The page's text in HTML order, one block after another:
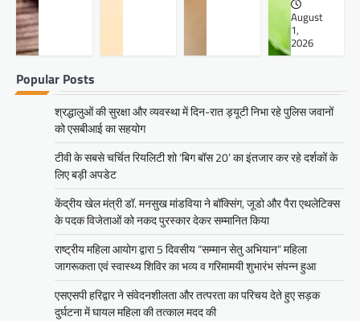
August
1,
2026
Popular Posts
श्रद्धालुओं की सुरक्षा और व्यवस्था में दिन-रात ड्यूटी निभा रहे पुलिस जवानों
को एसबीआई का सहयोग
टीवी के सबसे चर्चित रियलिटी शो ‘बिग बॉस 20’ का इंतजार कर रहे दर्शकों के
लिए बड़ी अपडेट
केंद्रीय खेल मंत्री डॉ. मनसुख मांडविया ने बॉक्सिंग, जूडो और पैरा एथलेटिक्स
के पदक विजेताओं को नकद पुरस्कार देकर सम्मानित किया
राष्ट्रीय महिला आयोग द्वारा 5 दिवसीय “सम्मान सेतु अभियान” महिला
जागरूकता एवं स्वास्थ्य शिविर का भव्य व गरिमामयी शुभारंभ संपन्न हुआ
एसएसपी हरिद्वार ने संवेदनशीलता और तत्परता का परिचय देते हुए सड़क
दुर्घटना में घायल महिला की तत्काल मदद की